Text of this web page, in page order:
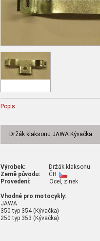
Popis
Držák klaksonu JAWA Kývačka
Výrobek: Držák klaksonu
Země původu: ČR
Provedení: Ocel, zinek
Vhodné pro motocykly:
JAWA
350 typ 354 (Kývačka)
250 typ 353 (Kývačka)